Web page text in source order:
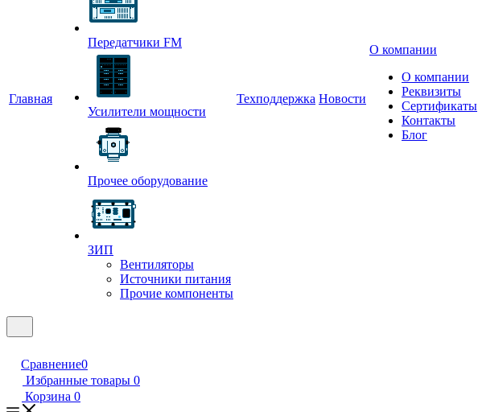
Главная
Передатчики FM
Усилители мощности
Прочее оборудование
ЗИП
Вентиляторы
Источники питания
Прочие компоненты
Техподдержка Новости
О компании
О компании
Реквизиты
Сертификаты
Контакты
Блог
Сравнение0
Избранные товары 0
Корзина 0